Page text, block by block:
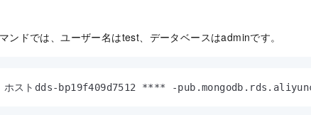
ンドでは、ユーザー名はtest、データベースはadminです。
ホストdds-bp19f409d7512 **** -